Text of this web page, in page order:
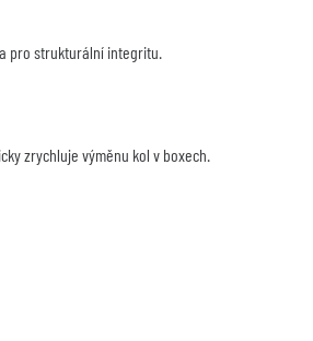
pro strukturální integritu.
zrychluje výměnu kol v boxech.